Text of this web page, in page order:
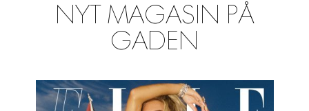
NYT MAGASIN PÅ
GADEN